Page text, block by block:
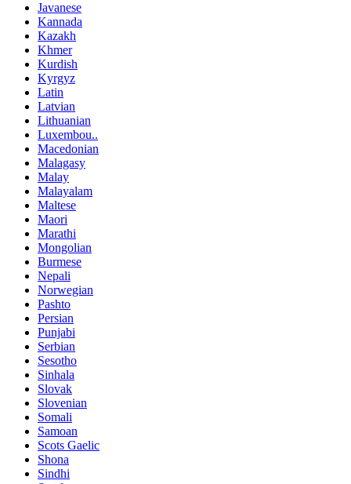
Javanese
Kannada
Kazakh
Khmer
Kurdish
Kyrgyz
Latin
Latvian
Lithuanian
Luxembou..
Macedonian
Malagasy
Malay
Malayalam
Maltese
Maori
Marathi
Mongolian
Burmese
Nepali
Norwegian
Pashto
Persian
Punjabi
Serbian
Sesotho
Sinhala
Slovak
Slovenian
Somali
Samoan
Scots Gaelic
Shona
Sindhi